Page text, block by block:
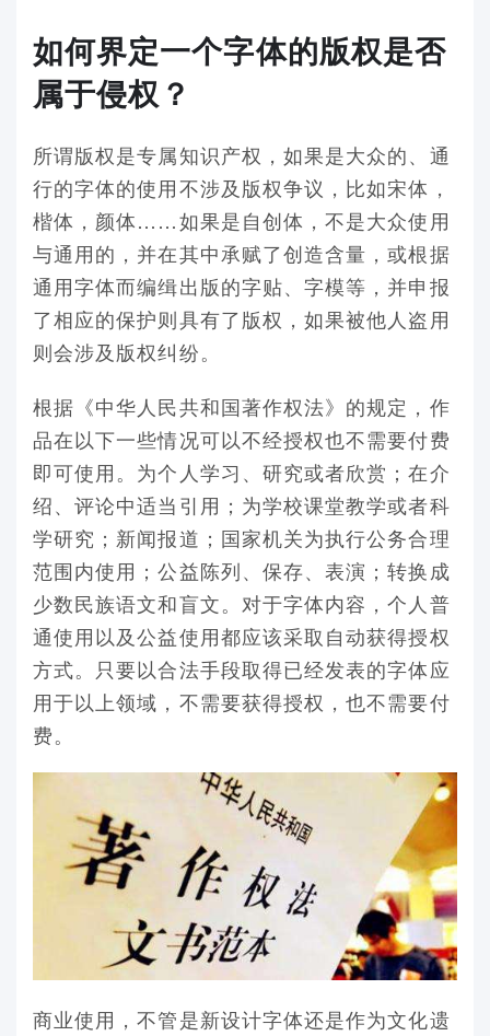
如何界定一个字体的版权是否
属于侵权？
所谓版权是专属知识产权，如果是大众的、通
行的字体的使用不涉及版权争议，比如宋体，
楷体，颜体……如果是自创体，不是大众使用
与通用的，并在其中承赋了创造含量，或根据
通用字体而编缉出版的字贴、字模等，并申报
了相应的保护则具有了版权，如果被他人盗用
则会涉及版权纠纷。
根据《中华人民共和国著作权法》的规定，作
品在以下一些情况可以不经授权也不需要付费
即可使用。为个人学习、研究或者欣赏；在介
绍、评论中适当引用；为学校课堂教学或者科
学研究；新闻报道；国家机关为执行公务合理
范围内使用；公益陈列、保存、表演；转换成
少数民族语文和盲文。对于字体内容，个人普
通使用以及公益使用都应该采取自动获得授权
方式。只要以合法手段取得已经发表的字体应
用于以上领域，不需要获得授权，也不需要付
费。
商业使用，不管是新设计字体还是作为文化遗